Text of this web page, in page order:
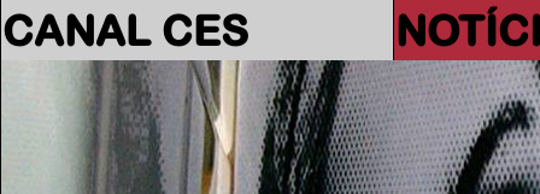
CANAL CES